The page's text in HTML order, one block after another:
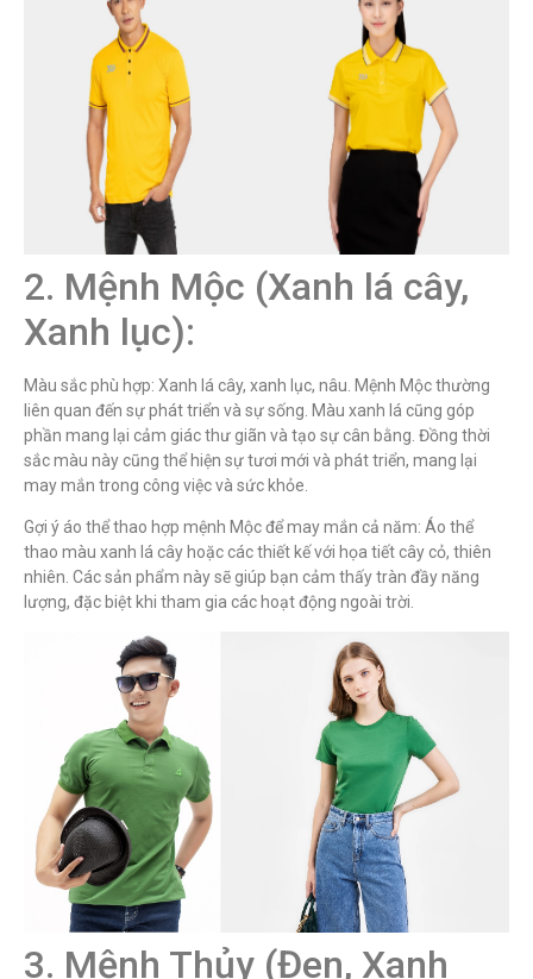
2. Mệnh Mộc (Xanh lá cây,
Xanh lục):
Màu sắc phù hợp: Xanh lá cây, xanh lục, nâu. Mệnh Mộc thường
liên quan đến sự phát triển và sự sống. Màu xanh lá cũng góp
phần mang lại cảm giác thư giãn và tạo sự cân bằng. Đồng thời
sắc màu này cũng thể hiện sự tươi mới và phát triển, mang lại
may mắn trong công việc và sức khỏe.
Gợi ý áo thể thao hợp mệnh Mộc để may mắn cả năm: Áo thể
thao màu xanh lá cây hoặc các thiết kế với họa tiết cây cỏ, thiên
nhiên. Các sản phẩm này sẽ giúp bạn cảm thấy tràn đầy năng
lượng, đặc biệt khi tham gia các hoạt động ngoài trời.
3. Mệnh Thủy (Đen, Xanh